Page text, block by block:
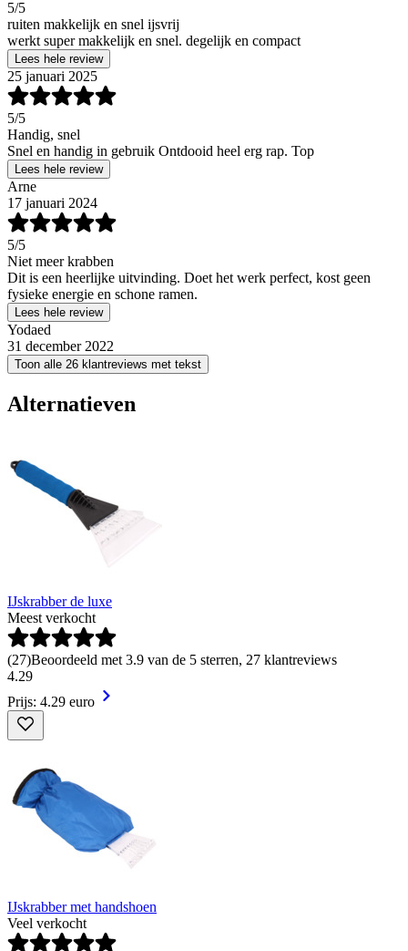
5/5
ruiten makkelijk en snel ijsvrij
werkt super makkelijk en snel. degelijk en compact
Lees hele review
25 januari 2025
5/5
Handig, snel
Snel en handig in gebruik Ontdooid heel erg rap. Top
Lees hele review
Arne
17 januari 2024
5/5
Niet meer krabben
Dit is een heerlijke uitvinding. Doet het werk perfect, kost geen
fysieke energie en schone ramen.
Lees hele review
Yodaed
31 december 2022
Toon alle 26 klantreviews met tekst
Alternatieven
IJskrabber de luxe
Meest verkocht
(27)Beoordeeld met 3.9 van de 5 sterren, 27 klantreviews
4.29
Prijs: 4.29 euro
IJskrabber met handshoen
Veel verkocht